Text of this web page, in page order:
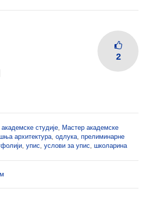
2
студије, Мастер академске
архитектура, одлука, прелиминарне
, упис, услови за упис, школарина